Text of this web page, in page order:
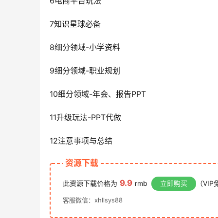
7知识星球必备
8细分领域-小学资料
9细分领域-职业规划
10细分领域-年会、报告PPT
11升级玩法-PPT代做
12注意事项与总结
资源下载
此资源下载价格为 9.9 rmb 立即购买 （VIP
客服微信：xhllsys88